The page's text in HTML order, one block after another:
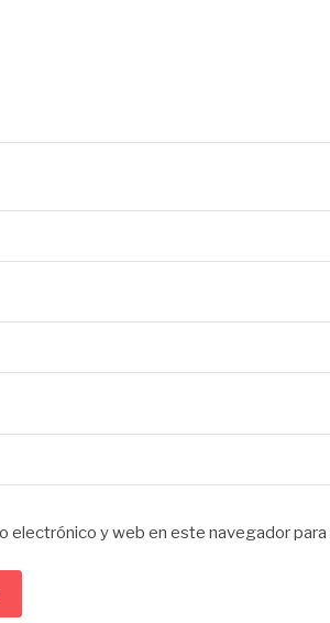
electrónico y web en este navegador